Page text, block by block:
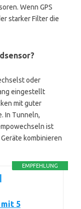
Wenn GPS
starker Filter die
oder
eingestellt
mit guter
In Tunneln,
ist
kombinieren
EMPFEHLUNG
5